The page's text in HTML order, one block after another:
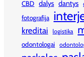
CBD dalys dantys
fotografija
kreditai logistika
odontologai